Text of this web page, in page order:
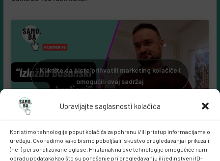
Upravljajte saglasnosti kolačića
Koristimo tehnologije poput kolačića za pohranu i/ili pristup informacijama o
uređaju. Ovo radimo kako bismo poboljšali iskustvo pregledavanja i prikazali
(ne-) personalizovane oglase. Pristanak na ove tehnologije omogućiće nam
obradu podataka kao što su ponašanje pri pregledavanju ili jedinstveni ID-
Kliknite da biste prihvatili marketing kolačiće i